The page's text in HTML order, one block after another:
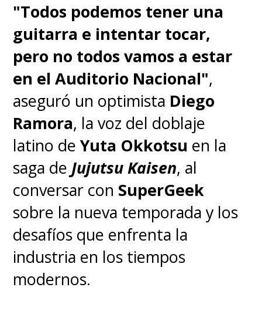
"Todos podemos tener una
guitarra e intentar tocar,
pero no todos vamos a estar
en el Auditorio Nacional",
aseguró un optimista Diego
Ramora, la voz del doblaje
latino deYuta Okkotsu en la
saga de Jujutsu Kaisen, al
conversar con SuperGeek
sobre la nueva temporada y los
desafíos que enfrenta la
industria en los tiempos
modernos.